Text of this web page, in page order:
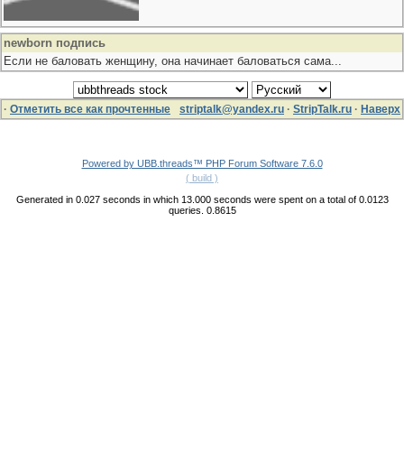
newborn подпись
Если не баловать женщину, она начинает баловаться сама...
· Отметить все как прочтенные striptalk@yandex.ru · StripTalk.ru · Наверх
Powered by UBB.threads™ PHP Forum Software 7.6.0
( build )
Generated in 0.027 seconds in which 13.000 seconds were spent on a total of 0.0123
queries. 0.8615